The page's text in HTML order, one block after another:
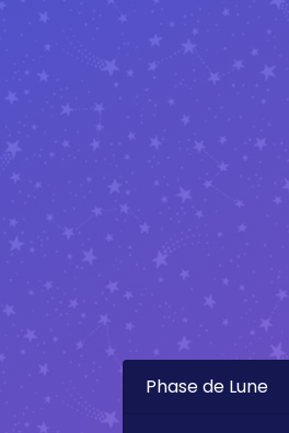
Phase de Lune